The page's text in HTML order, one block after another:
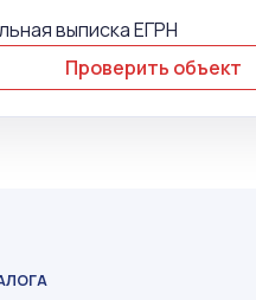
выписка ЕГРН
Проверить объект